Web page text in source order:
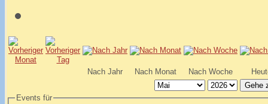
Nach Jahr Nach Monat Nach Woche
Gehe
Events für